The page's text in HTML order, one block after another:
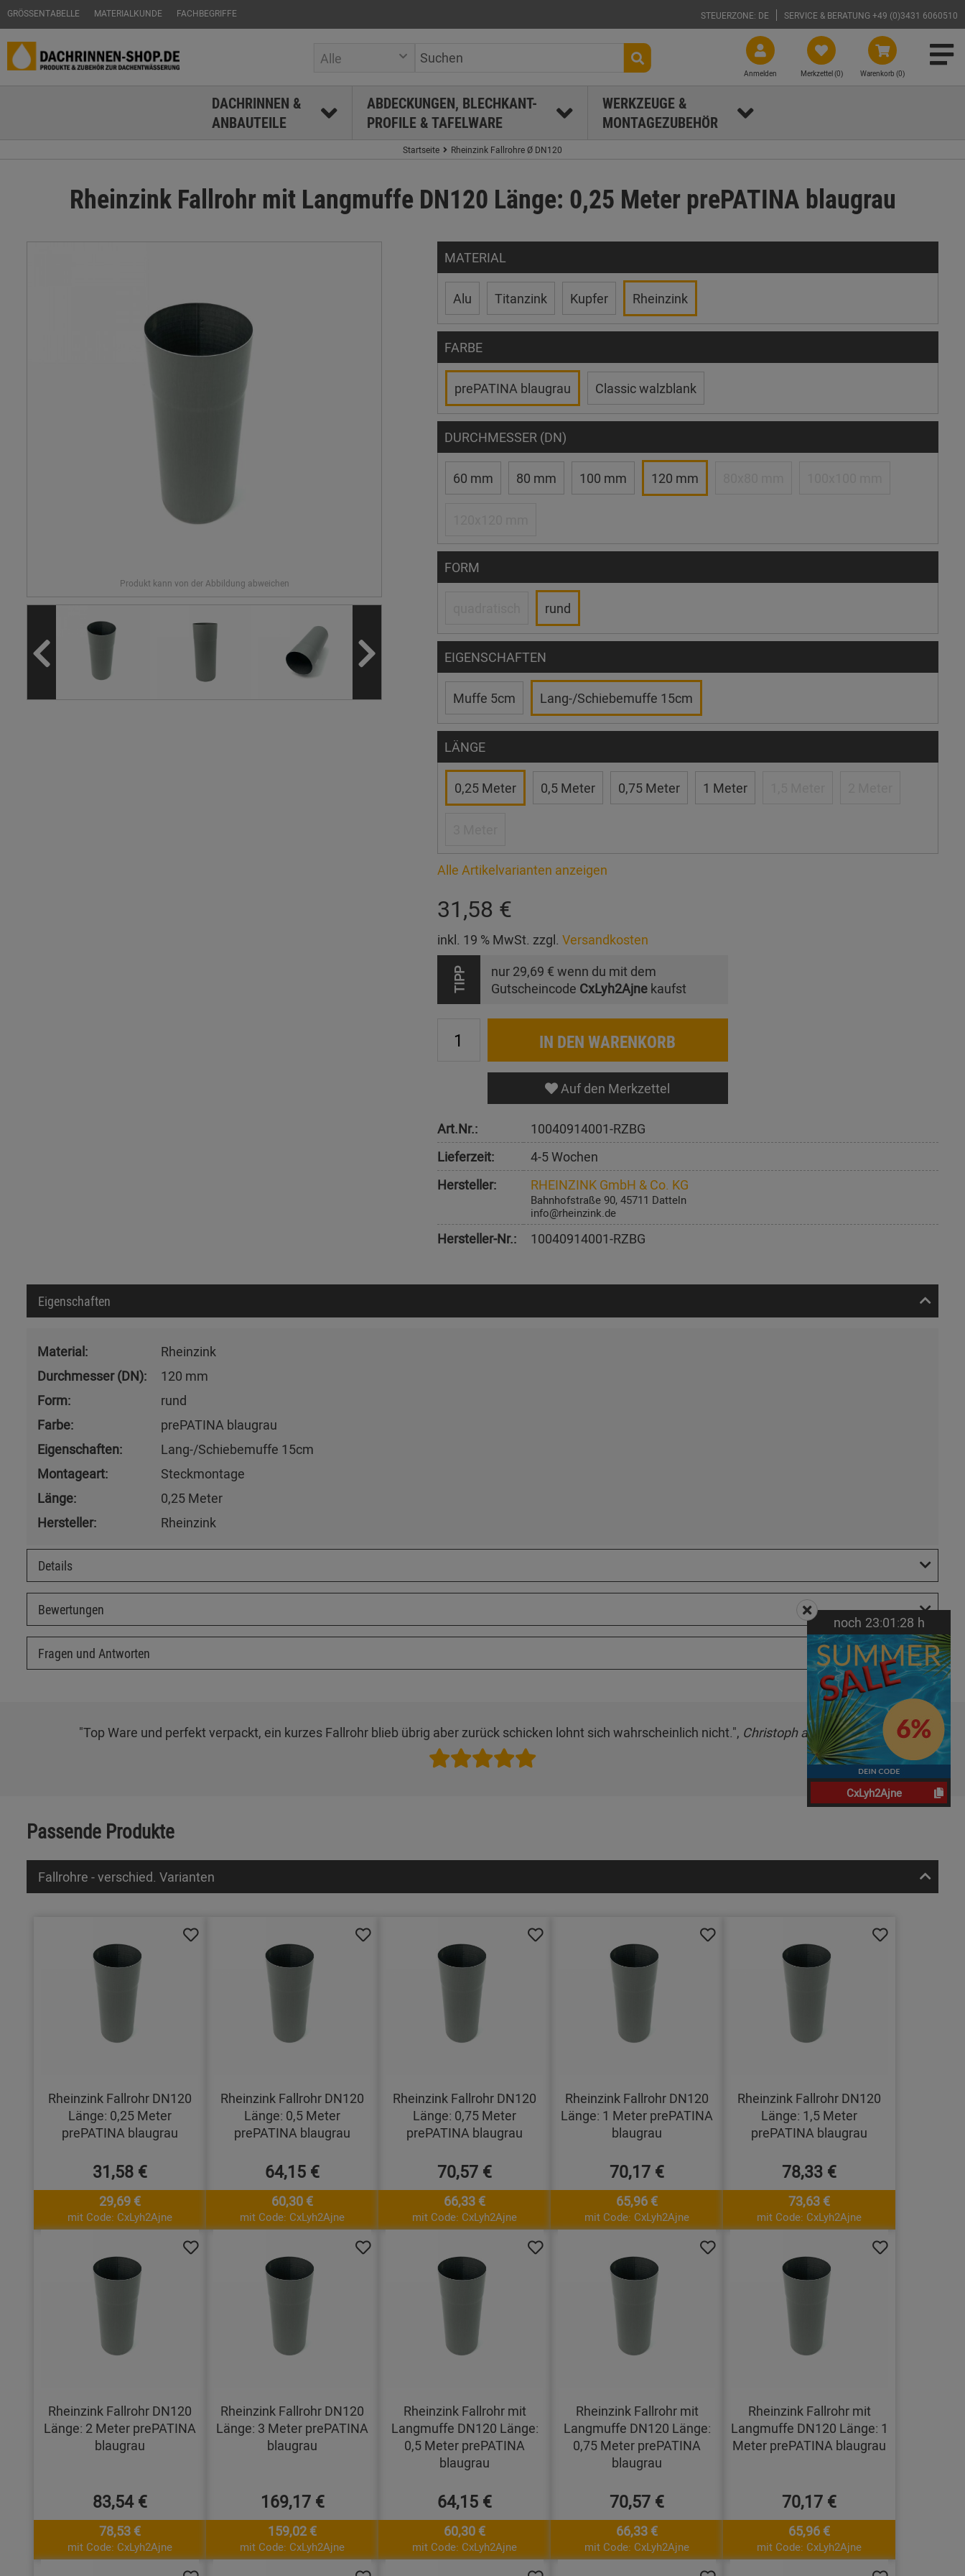
GRÖSSENTABELLE MATERIALKUNDE FACHBEGRIFFE STEUERZONE: DE SERVICE & BERATUNG +49 (0)3431 6060510
Warenkorb (0)
Merkzettel (0)
Anmelden
Alle
DACHRINNEN &
ANBAUTEILE
ABDECKUNGEN, BLECHKANT-
PROFILE & TAFELWARE
WERKZEUGE &
MONTAGEZUBEHÖR
Startseite Rheinzink Fallrohre Ø DN120
Rheinzink Fallrohr mit Langmuffe DN120 Länge: 0,25 Meter prePATINA blaugrau
MATERIAL
Alu Titanzink Kupfer Rheinzink
FARBE
prePATINA blaugrau Classic walzblank
DURCHMESSER (DN)
60 mm 80 mm 100 mm 120 mm
FORM
rund
EIGENSCHAFTEN
Muffe 5cm Lang-/Schiebemuffe 15cm
LÄNGE
0,25 Meter 0,5 Meter 0,75 Meter 1 Meter
Alle Artikelvarianten anzeigen
31,58 €
inkl. 19 % MwSt. zzgl. Versandkosten
TIPP nur 29,69 € wenn du mit dem
Gutscheincode CxLyh2Ajnekaufst
IN DEN WARENKORB
Auf den Merkzettel
Art.Nr.:
10040914001-RZBG
Lieferzeit:
4-5 Wochen
Hersteller:
RHEINZINK GmbH & Co. KG
Bahnhofstraße 90, 45711 Datteln
info@rheinzink.de
Hersteller-Nr.: 10040914001-RZBG
Eigenschaften
Material:
Rheinzink
Durchmesser (DN):
120 mm
Form:
rund
Farbe:
prePATINA blaugrau
Eigenschaften:
Lang-/Schiebemuffe 15cm
Montageart:
Steckmontage
Länge:
0,25 Meter
Hersteller:
Rheinzink
Details
Bewertungen
Fragen und Antworten
"Top Ware und perfekt verpackt, ein kurzes Fallrohr blieb übrig aber zurück schicken lohnt sich wahrscheinlich nicht.", Christoph am 29.05.2026
Passende Produkte
Fallrohre - verschied. Varianten
Rheinzink Fallrohr DN120
Länge: 0,25 Meter
prePATINA blaugrau
31,58 €
29,69 €
mit Code: CxLyh2Ajne
Rheinzink Fallrohr DN120
Länge: 0,5 Meter
prePATINA blaugrau
64,15 €
60,30 €
mit Code: CxLyh2Ajne
Rheinzink Fallrohr DN120
Länge: 0,75 Meter
prePATINA blaugrau
70,57 €
66,33 €
mit Code: CxLyh2Ajne
Rheinzink Fallrohr DN120
Länge: 1 Meter prePATINA
blaugrau
70,17 €
65,96 €
mit Code: CxLyh2Ajne
Rheinzink Fallrohr DN120
Länge: 1,5 Meter
prePATINA blaugrau
78,33 €
73,63 €
mit Code: CxLyh2Ajne
Rheinzink Fallrohr DN120
Länge: 2 Meter prePATINA
blaugrau
83,54 €
78,53 €
mit Code: CxLyh2Ajne
Rheinzink Fallrohr DN120
Länge: 3 Meter prePATINA
blaugrau
169,17 €
159,02 €
mit Code: CxLyh2Ajne
Rheinzink Fallrohr mit
Langmuffe DN120 Länge:
0,5 Meter prePATINA
blaugrau
64,15 €
60,30 €
mit Code: CxLyh2Ajne
Rheinzink Fallrohr mit
Langmuffe DN120 Länge:
0,75 Meter prePATINA
blaugrau
70,57 €
66,33 €
mit Code: CxLyh2Ajne
Rheinzink Fallrohr mit
Langmuffe DN120 Länge: 1
Meter prePATINA blaugrau
70,17 €
65,96 €
mit Code: CxLyh2Ajne
noch 23:01:27 h
CxLyh2Ajne